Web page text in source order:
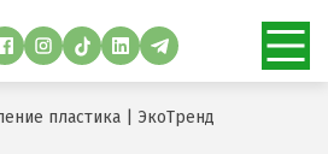
пластика | ЭкоТренд